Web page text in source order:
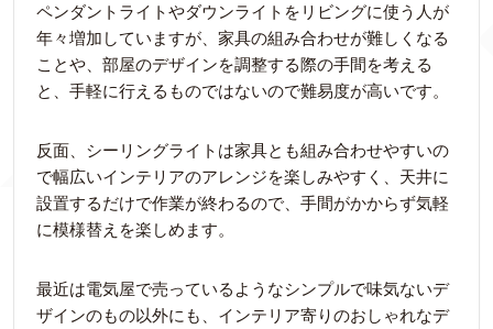
ペンダントライトやダウンライトをリビングに使う人が
年々増加していますが、家具の組み合わせが難しくなる
ことや、部屋のデザインを調整する際の手間を考える
と、手軽に行えるものではないので難易度が高いです。
反面、シーリングライトは家具とも組み合わせやすいの
で幅広いインテリアのアレンジを楽しみやすく、天井に
設置するだけで作業が終わるので、手間がかからず気軽
に模様替えを楽しめます。
最近は電気屋で売っているようなシンプルで味気ないデ
ザインのもの以外にも、インテリア寄りのおしゃれなデ